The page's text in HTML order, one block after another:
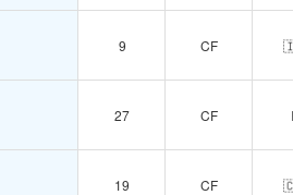
9 CF
27 CF
19 CF